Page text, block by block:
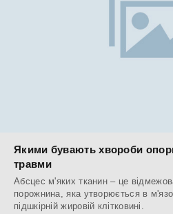
Якими бувають хвороби
травми
Абсцес м'яких тканин – це
порожнина, яка утворюється в
підшкірній жировій клітковині.